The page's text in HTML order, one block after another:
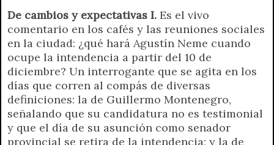
n
d
l
y
De cambios y expectativas I. Es el vivo
comentario en los cafés y las reuniones sociales
en la ciudad: ¿qué hará Agustín Neme cuando
ocupe la intendencia a partir del 10 de
diciembre? Un interrogante que se agita en los
días que corren al compás de diversas
definiciones: la de Guillermo Montenegro,
señalando que su candidatura no es testimonial
y que el día de su asunción como senador
provincial se retira de la intendencia; y la de